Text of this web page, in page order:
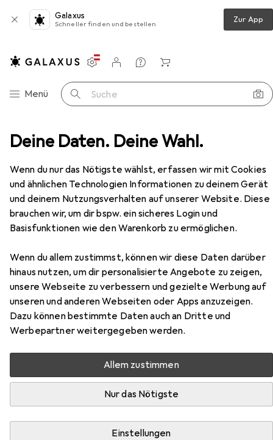
Deine Daten. Deine Wahl.
Wenn du nur das Nötigste wählst, erfassen wir mit Cookies
und ähnlichen Technologien Informationen zu deinem Gerät
und deinem Nutzungsverhalten auf unserer Website. Diese
brauchen wir, um dir bspw. ein sicheres Login und
Basisfunktionen wie den Warenkorb zu ermöglichen.
Wenn du allem zustimmst, können wir diese Daten darüber
hinaus nutzen, um dir personalisierte Angebote zu zeigen,
unsere Webseite zu verbessern und gezielte Werbung auf
unseren und anderen Webseiten oder Apps anzuzeigen.
Dazu können bestimmte Daten auch an Dritte und
Werbepartner weitergegeben werden.
Allem zustimmen
Nur das Nötigste
Einstellungen
Galaxus
Schneller finden und bestellen Zur App
Navigation nach Kategorien
Menü Suche
Einstellungen
Kundenkonto
Vergleichslisten
Merklisten
Warenkorb
Drehmaschine Loc-Line Kühlmittelschlauch-System
EUR
55,90
Loc-LineKühlmittelschlauch-System
Kühlmittelschlauch-System
Hier findest du passendes Zubehör zum Produkt Loc-Line
Kühlmittelschlauch-System aus der Kategorie
Drehmaschine.
Drehmaschine